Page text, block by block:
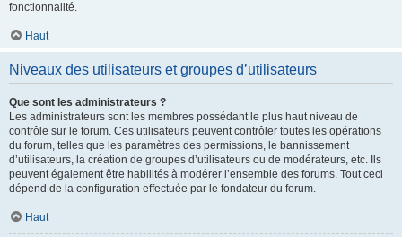
fonctionnalité.
Haut
Niveaux des utilisateurs et groupes d’utilisateurs
Que sont les administrateurs ?
Les administrateurs sont les membres possédant le plus haut niveau de
contrôle sur le forum. Ces utilisateurs peuvent contrôler toutes les opérations
du forum, telles que les paramètres des permissions, le bannissement
d’utilisateurs, la création de groupes d’utilisateurs ou de modérateurs, etc. Ils
peuvent également être habilités à modérer l’ensemble des forums. Tout ceci
dépend de la configuration effectuée par le fondateur du forum.
Haut